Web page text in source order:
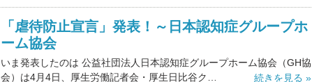
「虐待防止宣言」発表！～日本認知症グループホ
ーム協会
いま発表したのは 公益社団法人日本認知症グループホーム協会（GH協
会）は4月4日、厚生労働記者会・厚生日比谷ク…
続きを見る »